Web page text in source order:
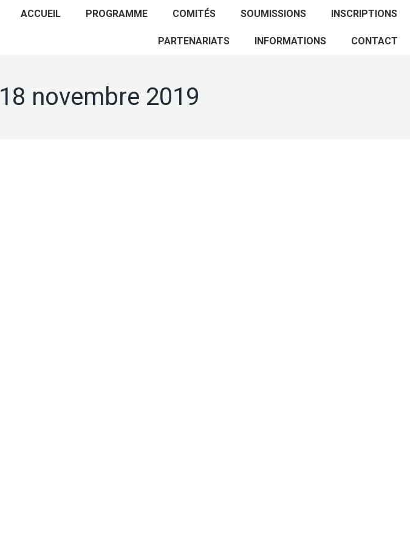
ACCUEIL PROGRAMME COMITÉS SOUMISSIONS INSCRIPTIONS
PARTENARIATS INFORMATIONS CONTACT
18 novembre 2019
ACCUEIL PROGRAMME COMITÉS
SOUMISSIONS INSCRIPTIONS PARTENARIATS